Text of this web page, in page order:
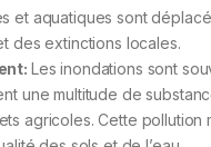
et aquatiques sont
des extinctions locales.
Les inondations sont
une multitude de
agricoles. Cette pollution